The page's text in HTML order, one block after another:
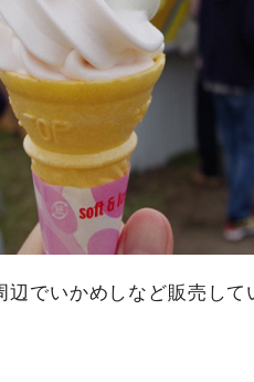
辺でいかめしなど販売し